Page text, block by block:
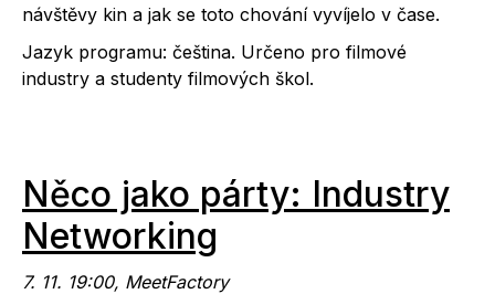
návštěvy kin a jak se toto chování vyvíjelo v čase.
Jazyk programu: čeština. Určeno pro filmové
industry a studenty filmových škol.
Něco jako párty: Industry
Networking
7. 11. 19:00, MeetFactory